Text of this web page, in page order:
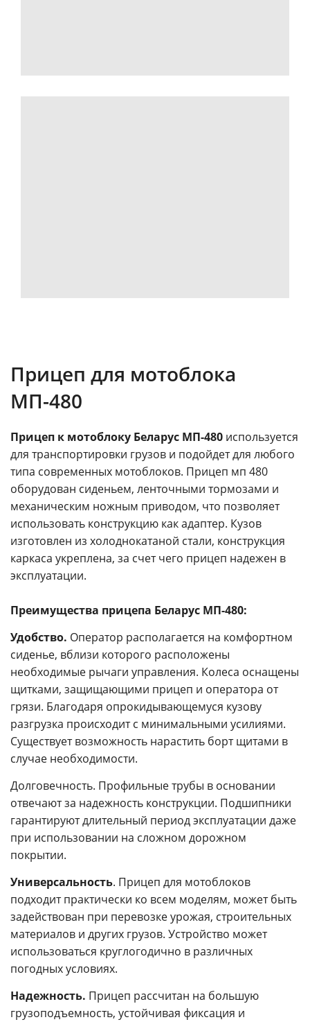
Прицеп для мотоблока
МП-480
Прицеп к мотоблоку Беларус МП-480 используется
для транспортировки грузов и подойдет для любого
типа современных мотоблоков. Прицеп мп 480
оборудован сиденьем, ленточными тормозами и
механическим ножным приводом, что позволяет
использовать конструкцию как адаптер. Кузов
изготовлен из холоднокатаной стали, конструкция
каркаса укреплена, за счет чего прицеп надежен в
эксплуатации.
Преимущества прицепа Беларус МП-480:
Удобство. Оператор располагается на комфортном
сиденье, вблизи которого расположены
необходимые рычаги управления. Колеса оснащены
щитками, защищающими прицеп и оператора от
грязи. Благодаря опрокидывающемуся кузову
разгрузка происходит с минимальными усилиями.
Существует возможность нарастить борт щитами в
случае необходимости.
Долговечность. Профильные трубы в основании
отвечают за надежность конструкции. Подшипники
гарантируют длительный период эксплуатации даже
при использовании на сложном дорожном
покрытии.
Универсальность. Прицеп для мотоблоков
подходит практически ко всем моделям, может быть
задействован при перевозке урожая, строительных
материалов и других грузов. Устройство может
использоваться круглогодично в различных
погодных условиях.
Надежность. Прицеп рассчитан на большую
грузоподъемность, устойчивая фиксация и